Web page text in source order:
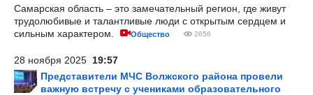
Самарская область – это замечательный регион, где живут
трудолюбивые и талантливые люди с открытым сердцем и
сильным характером.
Общество 2656
28 ноября 2025 19:57
Представители МЧС Волжского района провели
важную встречу с учениками образовательного